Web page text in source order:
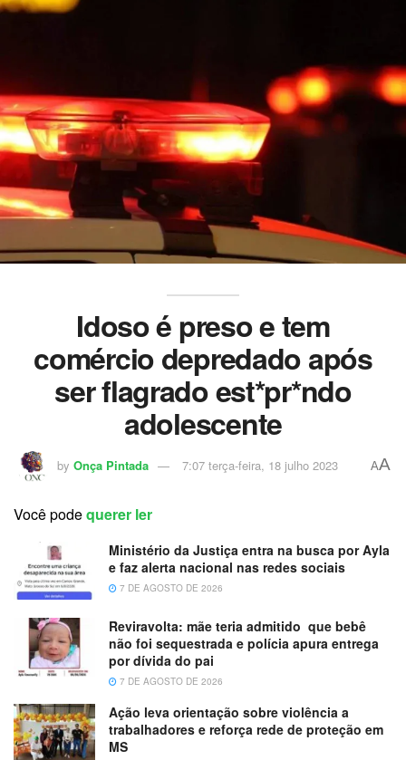
Idoso é preso e tem
comércio depredado após
ser flagrado est*pr*ndo
adolescente
by Onça Pintada 7:07 terça-feira, 18 julho 2023 AA
Você podequerer ler
Ministério da Justiça entra na busca por Ayla
e faz alerta nacional nas redes sociais
7 DE AGOSTO DE 2026
Reviravolta: mãe teria admitido que bebê
não foi sequestrada e polícia apura entrega
por dívida do pai
7 DE AGOSTO DE 2026
Ação leva orientação sobre violência a
trabalhadores e reforça rede de proteção em
MS